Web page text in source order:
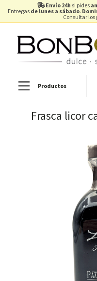
Envío 24h si pides
Entregas de lunes a sábado.
Consultar los
Productos
Frasca licor